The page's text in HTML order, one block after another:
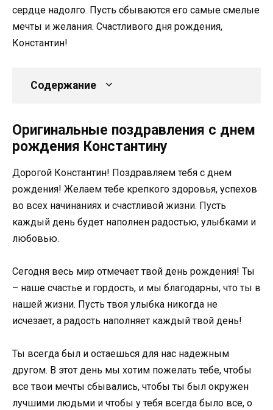
сердце надолго. Пусть сбываются его самые смелые
мечты и желания. Счастливого дня рождения,
Константин!
Содержание
Оригинальные поздравления с днем
рождения Константину
Дорогой Константин! Поздравляем тебя с днем
рождения! Желаем тебе крепкого здоровья, успехов
во всех начинаниях и счастливой жизни. Пусть
каждый день будет наполнен радостью, улыбками и
любовью.
Сегодня весь мир отмечает твой день рождения! Ты
– наше счастье и гордость, и мы благодарны, что ты в
нашей жизни. Пусть твоя улыбка никогда не
исчезает, а радость наполняет каждый твой день!
Ты всегда был и остаешься для нас надежным
другом. В этот день мы хотим пожелать тебе, чтобы
все твои мечты сбывались, чтобы ты был окружен
лучшими людьми и чтобы у тебя всегда было все, о